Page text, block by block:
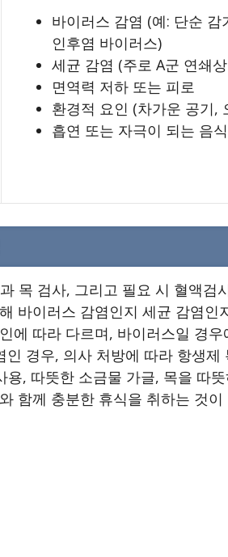
바이러스 감염 (예: 단순 감
인후염 바이러스)
세균 감염 (주로 A군 연쇄
면역력 저하 또는 피로
환경적 요인 (차가운 공기,
흡연 또는 자극이 되는 음식
목 검사, 그리고 필요 시 혈액검
바이러스 감염인지 세균 감염인
에 따라 다르며, 바이러스일 경우
경우, 의사 처방에 따라 항생제
, 따뜻한 소금물 가글, 목을 따
함께 충분한 휴식을 취하는 것이